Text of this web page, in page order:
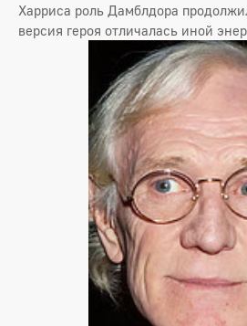
Харриса роль Дамблдора
версия героя отличалась иной